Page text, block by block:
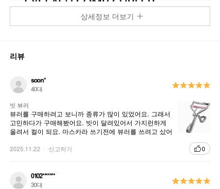
상세정보 더보기
리뷰
soon*
40대
빗 뷰러
뷰러를 구매하려고 보니까 종류가 많이 있었어요. 그래서
고민하다가 구매해봤어요. 빗이 달려있어서 가지런하게
올려서 컬이 되요. 마스카라 쓰기전에 뷰러를 쓰려고 샀어
2025.11.22 신고하기 0
0102*******
30대